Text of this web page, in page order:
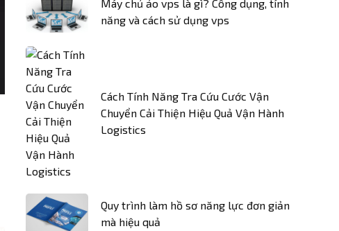
Máy chủ ảo vps là gì? Công dụng, tính
năng và cách sử dụng vps
Cách Tính Năng Tra Cứu Cước Vận
Chuyển Cải Thiện Hiệu Quả Vận Hành
Logistics
Quy trình làm hồ sơ năng lực đơn giản
mà hiệu quả